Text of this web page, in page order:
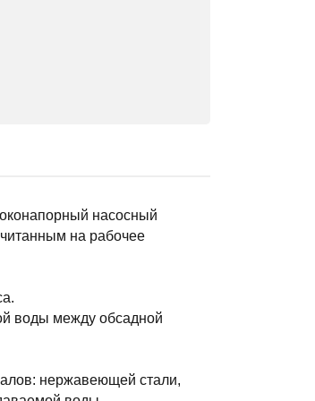
насосный
на рабочее
воды между обсадной
нержавеющей стали,